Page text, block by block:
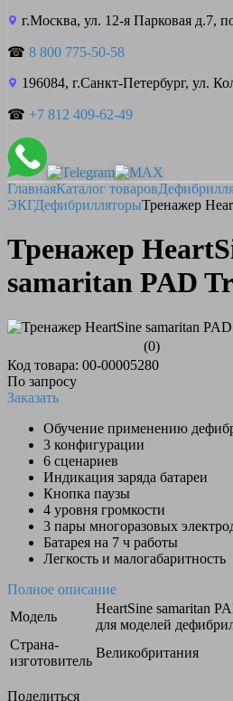
г.Москва, ул. 12-я Парковая д.7,
☎ 8 800 775-50-58
196084, г.Санкт-Петербург, ул.
☎ +7 812 409-62-49
ГлавнаяКаталог товаров
ЭКГДефибрилляторыТренажер
Тренажер
samaritan PAD
(0)
Код товара: 00-00005280
По запросу
Заказать
Обучение применению
3 конфигурации
6 сценариев
Индикация заряда батареи
Кнопка паузы
4 уровня громкости
3 пары многоразовых
Батарея на 7 ч работы
Легкость и малогабаритность
Полное описание
Модель
HeartSine samaritan
для моделей
Страна-
изготовитель
Великобритания
Поделиться